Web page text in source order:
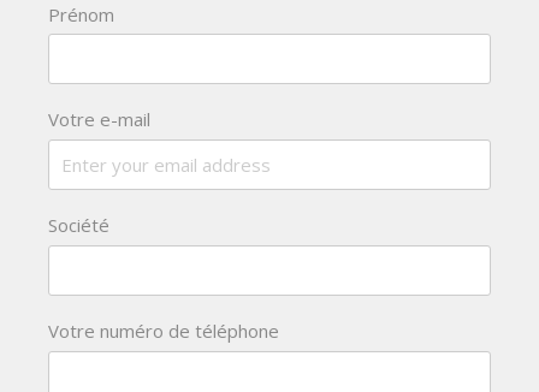
Prénom
Votre e-mail
Société
Votre numéro de téléphone